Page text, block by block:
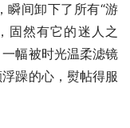
瞬间卸下了所有“游
固然有它的迷人之
幅被时光温柔滤镜
躁的心，熨帖得服